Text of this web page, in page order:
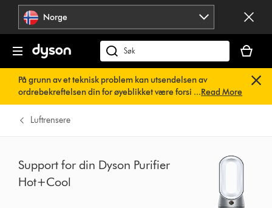
Hopp
navigering
Norge
Søk
på
dyson.no
din
er
tom
På grunn av et teknisk problem kan utsendelsen av
ordrebekreftelsen din for øyeblikket være forsinket. Vi
jobber allerede med en rask løsning.Du trenger ikke å
gjøre noe. Ordrebekreftelsen din vil snart bli sendt til deg
...Read More
Luftrensere
Support for din Dyson Purifier
Hot+Cool